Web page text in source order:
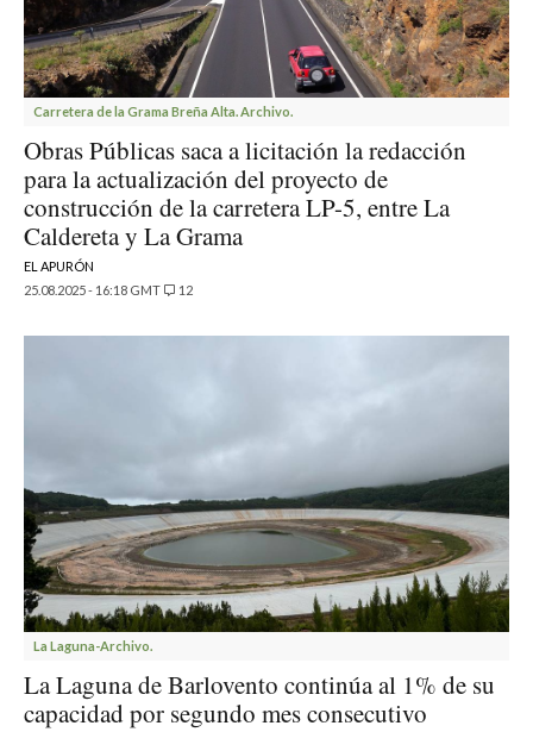
Carretera de la Grama Breña Alta. Archivo.
Obras Públicas saca a licitación la redacción
para la actualización del proyecto de
construcción de la carretera LP-5, entre La
Caldereta y La Grama
EL APURÓN
25.08.2025 - 16:18 GMT
12
La Laguna-Archivo.
La Laguna de Barlovento continúa al 1% de su
capacidad por segundo mes consecutivo